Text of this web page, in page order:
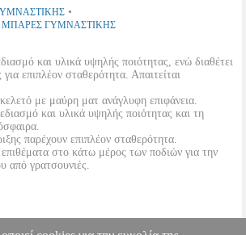
•
ΜΠΑΡΕΣ ΓΥΜΝΑΣΤΙΚΗΣ
και υλικά υψηλής ποιότητας, ενώ διαθέτει
επιπλέον σταθερότητα. Απαιτείται
με μαύρη ματ ανάγλυφη επιφάνεια.
και υλικά υψηλής ποιότητας και τη
παρέχουν επιπλέον σταθερότητα.
στο κάτω μέρος των ποδιών για την
από γρατσουνιές.